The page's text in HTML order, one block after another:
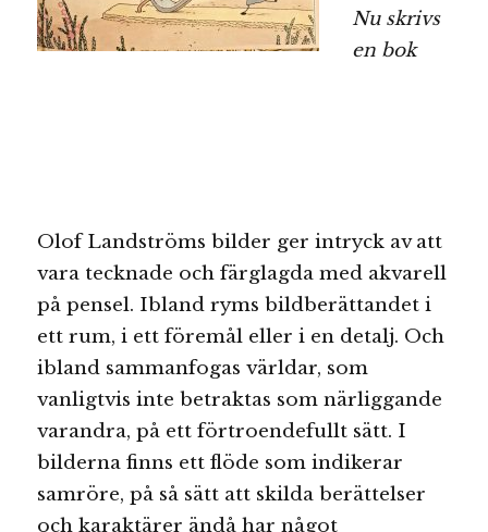
Nu skrivs
en bok
Olof Landströms bilder ger intryck av att
vara tecknade och färglagda med akvarell
på pensel. Ibland ryms bildberättandet i
ett rum, i ett föremål eller i en detalj. Och
ibland sammanfogas världar, som
vanligtvis inte betraktas som närliggande
varandra, på ett förtroendefullt sätt. I
bilderna finns ett flöde som indikerar
samröre, på så sätt att skilda berättelser
och karaktärer ändå har något